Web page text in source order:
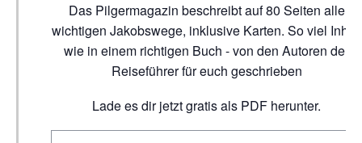
Das Pilgermagazin beschreibt auf 80 Seiten alle
wichtigen Jakobswege, inklusive Karten. So viel Inhalt
wie in einem richtigen Buch - von den Autoren der
Reiseführer für euch geschrieben
Lade es dir jetzt gratis als PDF herunter.